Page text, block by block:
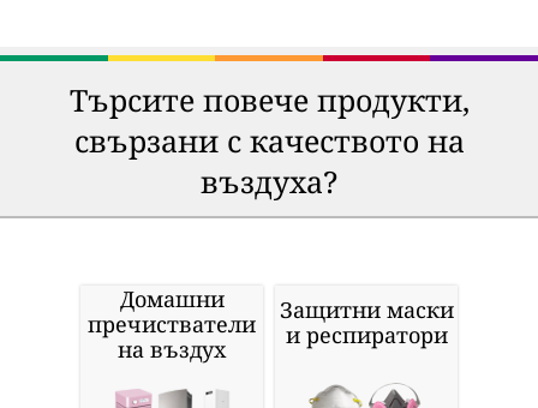
Търсите повече продукти,
свързани с качеството на
въздуха?
Домашни
пречистватели
на въздух
Защитни маски
и респиратори